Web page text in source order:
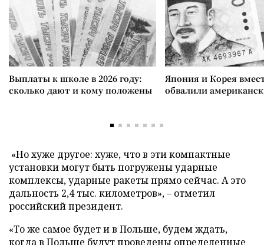
Выплаты к школе в 2026 году:
сколько дают и кому положены
Япония и Корея
обвалили
«Но хуже другое: хуже, что в эти компактные
установки могут быть погружены ударные
комплексы, ударные ракеты прямо сейчас. А это
дальность 2,4 тыс. километров», – отметил
российский президент.
«То же самое будет и в Польше, будем ждать,
когда в Польше будут проведены определенные